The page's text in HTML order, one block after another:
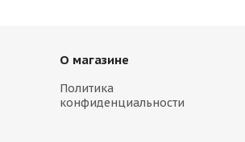
О магазине
Политика
конфиденциальности